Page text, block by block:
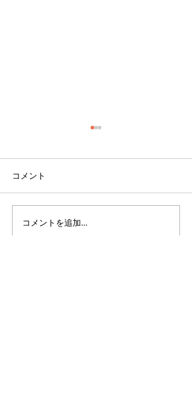
千葉心羽・岡本一花が
コメント
コメントを追加…